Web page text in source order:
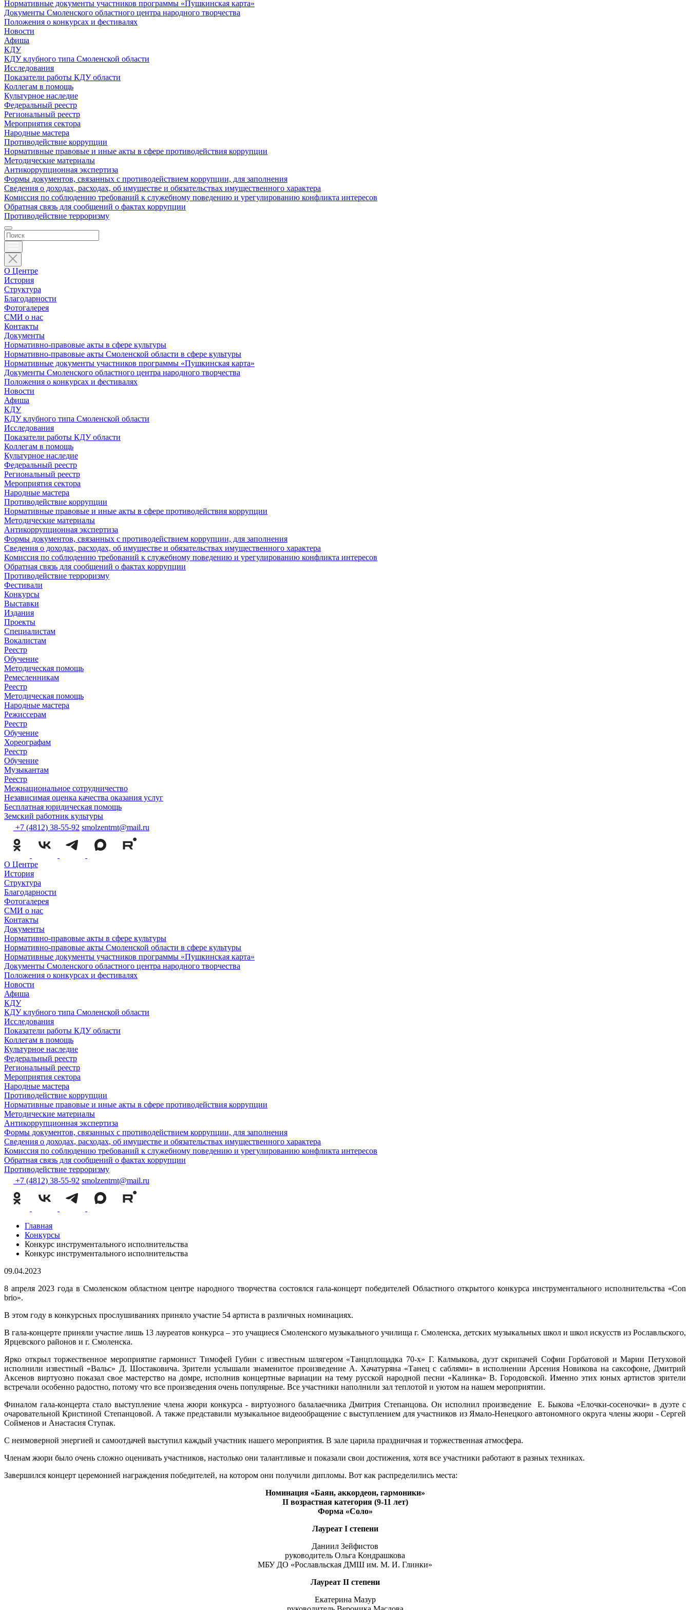
Нормативные документы участников программы «Пушкинская карта»
Документы Смоленского областного центра народного творчества
Положения о конкурсах и фестивалях
Новости
Афиша
КДУ
КДУ клубного типа Смоленской области
Исследования
Показатели работы КДУ области
Коллегам в помощь
Культурное наследие
Федеральный реестр
Региональный реестр
Мероприятия сектора
Народные мастера
Противодействие коррупции
Нормативные правовые и иные акты в сфере противодействия коррупции
Методические материалы
Антикоррупционная экспертиза
Формы документов, связанных с противодействием коррупции, для заполнения
Сведения о доходах, расходах, об имуществе и обязательствах имущественного характера
Комиссия по соблюдению требований к служебному поведению и урегулированию конфликта интересов
Обратная связь для сообщений о фактах коррупции
Противодействие терроризму
О Центре
История
Структура
Благодарности
Фотогалерея
СМИ о нас
Контакты
Документы
Нормативно-правовые акты в сфере культуры
Нормативно-правовые акты Смоленской области в сфере культуры
Нормативные документы участников программы «Пушкинская карта»
Документы Смоленского областного центра народного творчества
Положения о конкурсах и фестивалях
Новости
Афиша
КДУ
КДУ клубного типа Смоленской области
Исследования
Показатели работы КДУ области
Коллегам в помощь
Культурное наследие
Федеральный реестр
Региональный реестр
Мероприятия сектора
Народные мастера
Противодействие коррупции
Нормативные правовые и иные акты в сфере противодействия коррупции
Методические материалы
Антикоррупционная экспертиза
Формы документов, связанных с противодействием коррупции, для заполнения
Сведения о доходах, расходах, об имуществе и обязательствах имущественного характера
Комиссия по соблюдению требований к служебному поведению и урегулированию конфликта интересов
Обратная связь для сообщений о фактах коррупции
Противодействие терроризму
Фестивали
Конкурсы
Выставки
Издания
Проекты
Специалистам
Вокалистам
Реестр
Обучение
Методическая помощь
Ремесленникам
Реестр
Методическая помощь
Народные мастера
Режиссерам
Реестр
Обучение
Хореографам
Реестр
Обучение
Музыкантам
Реестр
Межнациональное сотрудничество
Независимая оценка качества оказания услуг
Бесплатная юридическая помощь
Земский работник культуры
+7 (4812) 38-55-92 smolzentrnt@mail.ru
О Центре
История
Структура
Благодарности
Фотогалерея
СМИ о нас
Контакты
Документы
Нормативно-правовые акты в сфере культуры
Нормативно-правовые акты Смоленской области в сфере культуры
Нормативные документы участников программы «Пушкинская карта»
Документы Смоленского областного центра народного творчества
Положения о конкурсах и фестивалях
Новости
Афиша
КДУ
КДУ клубного типа Смоленской области
Исследования
Показатели работы КДУ области
Коллегам в помощь
Культурное наследие
Федеральный реестр
Региональный реестр
Мероприятия сектора
Народные мастера
Противодействие коррупции
Нормативные правовые и иные акты в сфере противодействия коррупции
Методические материалы
Антикоррупционная экспертиза
Формы документов, связанных с противодействием коррупции, для заполнения
Сведения о доходах, расходах, об имуществе и обязательствах имущественного характера
Комиссия по соблюдению требований к служебному поведению и урегулированию конфликта интересов
Обратная связь для сообщений о фактах коррупции
Противодействие терроризму
+7 (4812) 38-55-92 smolzentrnt@mail.ru
Главная
Конкурсы
Конкурс инструментального исполнительства
Конкурс инструментального исполнительства
09.04.2023
8 апреля 2023 года в Смоленском областном центре народного творчества состоялся гала-концерт победителей Областного открытого конкурса инструментального исполнительства «Con
brio».
В этом году в конкурсных прослушиваниях приняло участие 54 артиста в различных номинациях.
В гала-концерте приняли участие лишь 13 лауреатов конкурса – это учащиеся Смоленского музыкального училища г. Смоленска, детских музыкальных школ и школ искусств из Рославльского,
Ярцевского районов и г. Смоленска.
Ярко открыл торжественное мероприятие гармонист Тимофей Губин с известным шлягером «Танцплощадка 70-х» Г. Калмыкова, дуэт скрипачей Софии Горбатовой и Марии Петуховой
исполнили известный «Вальс» Д. Шостаковича. Зрители услышали знаменитое произведение А. Хачатуряна «Танец с саблями» в исполнении Арсения Новикова на саксофоне, Дмитрий
Аксенов виртуозно показал свое мастерство на домре, исполнив концертные вариации на тему русской народной песни «Калинка» В. Городовской. Именно этих юных артистов зрители
встречали особенно радостно, потому что все произведения очень популярные. Все участники наполнили зал теплотой и уютом на нашем мероприятии.
Финалом гала-концерта стало выступление члена жюри конкурса - виртуозного балалаечника Дмитрия Степанцова. Он исполнил произведение Е. Быкова «Елочки-сосеночки» в дуэте с
очаровательной Кристиной Степанцовой. А также представили музыкальное видеообращение с выступлением для участников из Ямало-Ненецкого автономного округа члены жюри - Сергей
Сойменов и Анастасия Ступак.
С неимоверной энергией и самоотдачей выступил каждый участник нашего мероприятия. В зале царила праздничная и торжественная атмосфера.
Членам жюри было очень сложно оценивать участников, настолько они талантливые и показали свои достижения, хотя все участники работают в разных техниках.
Завершился концерт церемонией награждения победителей, на котором они получили дипломы. Вот как распределились места:
Номинация «Баян, аккордеон, гармоники»
IIвозрастная категория (9-11 лет)
Форма «Соло»
Лауреат Iстепени
Даниил Зейфистов
руководитель Ольга Кондрашкова
МБУ ДО «Рославльская ДМШ им. М. И. Глинки»
Лауреат IIстепени
Екатерина Мазур